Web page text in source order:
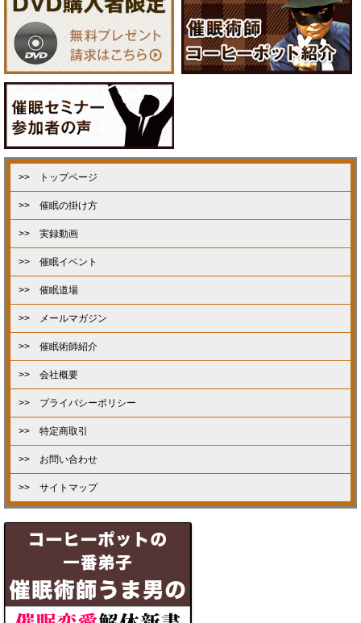
>> トップページ
>> 催眠の掛け方
>> 実録動画
>> 催眠イベント
>> 催眠道場
>> メールマガジン
>> 催眠術師紹介
>> 会社概要
>> プライバシーポリシー
>> 特定商取引
>> お問い合わせ
>> サイトマップ